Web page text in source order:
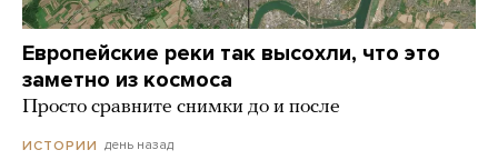
Европейские реки так высохли, что это
заметно из космоса
Просто сравните снимки до и после
ИСТОРИИ день назад